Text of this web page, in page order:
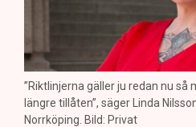
”Riktlinjerna gäller ju redan nu så
längre tillåten”, säger Linda
Norrköping. Bild: Privat